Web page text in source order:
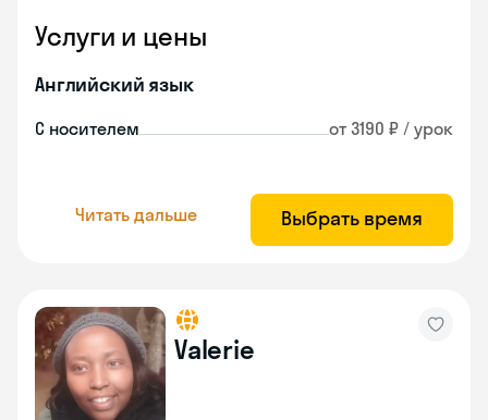
Услуги и цены
Английский язык
С носителем от 3190 ₽ / урок
Читать дальше Выбрать время
Valerie